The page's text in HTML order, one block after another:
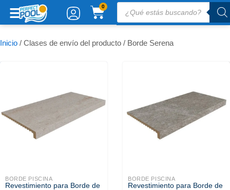
0
CARRITO
productos
Inicio / Clases de envío del producto / Borde Serena
BORDE PISCINA
Revestimiento para Borde de
BORDE PISCINA
Revestimiento para Borde de